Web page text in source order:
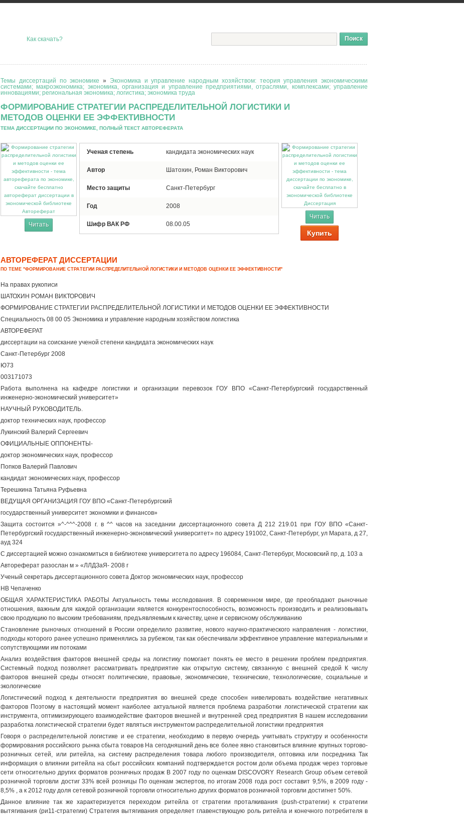
Как скачать?
Темы диссертаций по экономике » Экономика и управление народным хозяйством: теория управления экономическими
системами; макроэкономика; экономика, организация и управление предприятиями, отраслями, комплексами; управление
инновациями; региональная экономика; логистика; экономика труда
ФОРМИРОВАНИЕ СТРАТЕГИИ РАСПРЕДЕЛИТЕЛЬНОЙ ЛОГИСТИКИ И
МЕТОДОВ ОЦЕНКИ ЕЕ ЭФФЕКТИВНОСТИ
ТЕМА ДИССЕРТАЦИИ ПО ЭКОНОМИКЕ, ПОЛНЫЙ ТЕКСТ АВТОРЕФЕРАТА
Автореферат
Читать
Ученая степень кандидата экономических наук
Автор Шатохин, Роман Викторович
Место защиты Санкт-Петербург
Год 2008
Шифр ВАК РФ 08.00.05
Диссертация
Читать
Купить
АВТОРЕФЕРАТ ДИССЕРТАЦИИ
ПО ТЕМЕ "ФОРМИРОВАНИЕ СТРАТЕГИИ РАСПРЕДЕЛИТЕЛЬНОЙ ЛОГИСТИКИ И МЕТОДОВ ОЦЕНКИ ЕЕ ЭФФЕКТИВНОСТИ"
На правах рукописи
ШАТОХИН РОМАН ВИКТОРОВИЧ
ФОРМИРОВАНИЕ СТРАТЕГИИ РАСПРЕДЕЛИТЕЛЬНОЙ ЛОГИСТИКИ И МЕТОДОВ ОЦЕНКИ ЕЕ ЭФФЕКТИВНОСТИ
Специальность 08 00 05 Экономика и управление народным хозяйством логистика
АВТОРЕФЕРАТ
диссертации на соискание ученой степени кандидата экономических наук
Санкт-Петербург 2008
Ю73
003171073
Работа выполнена на кафедре логистики и организации перевозок ГОУ ВПО «Санкт-Петербургский государственный
инженерно-экономический университет»
НАУЧНЫЙ РУКОВОДИТЕЛЬ.
доктор технических наук, профессор
Лукинский Валерий Сергеевич
ОФИЦИАЛЬНЫЕ ОППОНЕНТЫ-
доктор экономических наук, профессор
Попков Валерий Павлович
кандидат экономических наук, профессор
Терешкина Татьяна Руфьевна
ВЕДУЩАЯ ОРГАНИЗАЦИЯ ГОУ ВПО «Санкт-Петербургский
государственный университет экономики и финансов»
Защита состоится »^-^^^-2008 г. в ^^ часов на заседании диссертационного совета Д 212 219.01 при ГОУ ВПО «Санкт-
Петербургский государственный инженерно-экономический университет» по адресу 191002, Санкт-Петербург, ул Марата, д 27,
ауд 324
С диссертацией можно ознакомиться в библиотеке университета по адресу 196084, Санкт-Петербург, Московский пр, д. 103 а
Автореферат разослан м » «ЛЛДЗаЯ- 2008 г
Ученый секретарь диссертационного совета Доктор экономических наук, профессор
НВ Чепаченко
ОБЩАЯ ХАРАКТЕРИСТИКА РАБОТЫ Актуальность темы исследования. В современном мире, где преобладают рыночные
отношения, важным для каждой организации является конкурентоспособность, возможность производить и реализовывать
свою продукцию по высоким требованиям, предъявляемым к качеству, цене и сервисному обслуживанию
Становление рыночных отношений в России определило развитие, нового научно-практического направления - логистики,
подходы которого ранее успешно применялись за рубежом, так как обеспечивали эффективное управление материальными и
сопутствующими им потоками
Анализ воздействия факторов внешней среды на логистику помогает понять ее место в решении проблем предприятия.
Системный подход позволяет рассматривать предприятие как открытую систему, связанную с внешней средой К числу
факторов внешней среды относят политические, правовые, экономические, технические, технологические, социальные и
экологические
Логистический подход к деятельности предприятия во внешней среде способен нивелировать воздействие негативных
факторов Поэтому в настоящий момент наиболее актуальной является проблема разработки логистической стратегии как
инструмента, оптимизирующего взаимодействие факторов внешней и внутренней сред предприятия В нашем исследовании
разработка логистической стратегии будет являться инструментом распределительной логистики предприятия
Говоря о распределительной логистике и ее стратегии, необходимо в первую очередь учитывать структуру и особенности
формирования российского рынка сбыта товаров На сегодняшний день все более явно становиться влияние крупных торгово-
розничных сетей, или ритейла, на систему распределения товара любого производителя, оптовика или посредника Так
информация о влиянии ритейла на сбыт российских компаний подтверждается ростом доли объема продаж через торговые
сети относительно других форматов розничных продаж В 2007 году по оценкам DISCOVORY Research Group объем сетевой
розничной торговли достиг 33% всей розницы По оценкам экспертов, по итогам 2008 года рост составит 9,5%, в 2009 году -
8,5% , а к 2012 году доля сетевой розничной торговли относительно других форматов розничной торговли достигнет 50%.
Данное влияние так же характеризуется переходом ритейла от стратегии проталкивания (push-стратегии) к стратегии
вытягивания (ри11-стратегии) Стратегия вытягивания определяет главенствующую роль ритейла и конечного потребителя в